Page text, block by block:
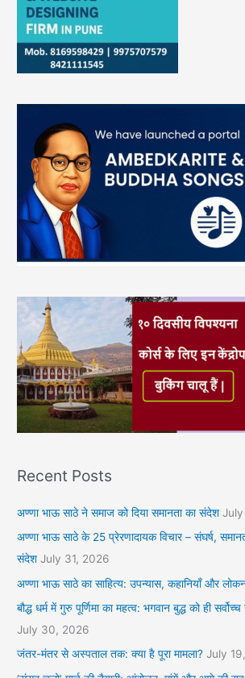
Recent Posts
अण्णा भाऊ साठे ने समाज को दिया समानता का संदेश
अण्णा भाऊ साठे के 25 प्रेरणादायक विचार – संघर्ष,
संदेश July 31, 2026
अण्णा भाऊ साठे का साहित्य: उपन्यास, कहानियाँ और
बौद्ध धर्म में गुरु पूर्णिमा का महत्व: भगवान बुद्ध को ही
July 30, 2026
जंतर-मंतर से अस्पताल तक: क्या है पूरा मामला? July